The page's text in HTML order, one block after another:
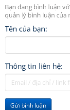
Bạn đang bình luận
quản lý bình luận của
Tên của bạn:
Thông tin liên hệ:
Gửi bình luận